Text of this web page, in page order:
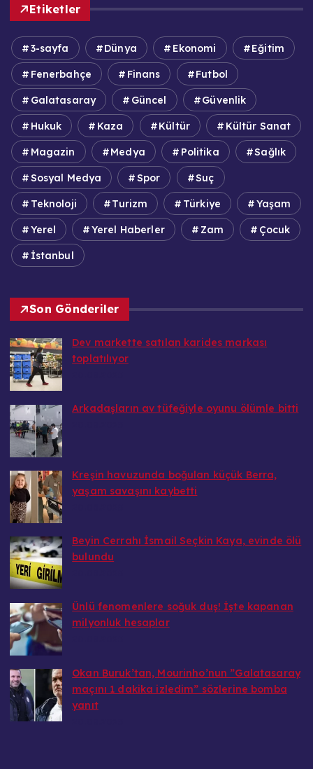
Etiketler
3-sayfa Dünya Ekonomi Eğitim
Fenerbahçe Finans Futbol
Galatasaray Güncel Güvenlik
Hukuk Kaza Kültür Kültür Sanat
Magazin Medya Politika Sağlık
Sosyal Medya Spor Suç
Teknoloji Turizm Türkiye Yaşam
Yerel Yerel Haberler Zam Çocuk
İstanbul
Son Gönderiler
Dev markette satılan karides markası
toplatılıyor
Arkadaşların av tüfeğiyle oyunu ölümle bitti
Kreşin havuzunda boğulan küçük Berra,
yaşam savaşını kaybetti
Beyin Cerrahı İsmail Seçkin Kaya, evinde ölü
bulundu
Ünlü fenomenlere soğuk duş! İşte kapanan
milyonluk hesaplar
Okan Buruk’tan, Mourinho’nun ”Galatasaray
maçını 1 dakika izledim” sözlerine bomba
yanıt